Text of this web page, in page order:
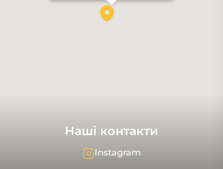
Наші контакти
Instagram